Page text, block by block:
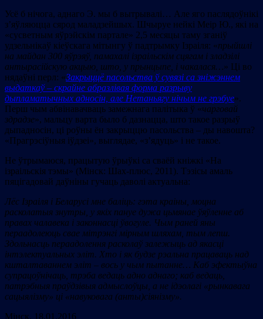
Усё б нічога, аднаго Э. мы б вытрывалі… Але яго паслядоўнікі
з’яўляюцца сярод маладзейшых. Шчыруе нейкі Меір Ю., які на
«сусветным яўрэйскім партале» 2,5 месяцы таму зганіў
удзельнікаў кіеўскага мітынгу ў падтрымку Ізраіля: «прыйшлі
на майдан 300 яўрэяў, памахалі ізраільскім сцягам і зладзілі
антырасійскую акцыю, што, у прынцыпе, і чакалася…» Ці во
нядаўні перл: «Закрыццё пасольства ў сувязі са зніжэннем
выдаткаў – скрайне абразлівая форма разрыву
дыпламатычных адносін, але Нетаньягу нічым не грэбуе».
Перш чым абвінавачваць замежнага палітыка ў «чарговай
здрадзе», мальцу варта было б дазнацца, што такое разрыў
дыпадносін, ці роўны ён закрыццю пасольства – ды навошта?
«Прагрэсіўныя іўдзеі», выглядае, «з’ядуць» і не такое.
Не ўтрымаюся, працытую ўрыўкі са сваёй кніжкі «На
ізраільскія тэмы» (Мінск: Шах-плюс, 2011). Тэзісы амаль
пяцігадовай даўніны гучаць даволі актуальна:
Лёс Ізраіля і Беларусі мне баліць: гэта краіны, моцна
расколатыя знутры, у якіх пануе дужа цьмянае ўяўленне аб
правах чалавека і законнасці ўвогуле. Чым раней яны
пераадолеюць свае мітрэнгі мірным шляхам, тым лепш.
Здольнасць пераадолення расколаў залежыць ад якасці
інтэлектуальных эліт. Хто і як будзе рэальна працаваць над
кшталтаваннем эліт – вось у чым пытанне… Каб эфектыўна
супрацоўнічаць, трэба ведаць адно аднаго; каб ведаць,
патрэбныя праўдзівыя адмыслоўцы, а не ідэолагі «рынкавага
сацыялізму» ці «навуковага (анты)сіянізму».
Мінск, 18.01.2016